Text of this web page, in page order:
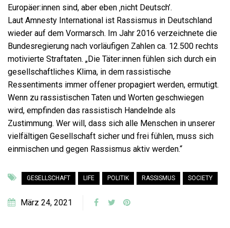
Europäer:innen sind, aber eben ‚nicht Deutsch’.
Laut Amnesty International ist Rassismus in Deutschland
wieder auf dem Vormarsch. Im Jahr 2016 verzeichnete die
Bundesregierung nach vorläufigen Zahlen ca. 12.500 rechts
motivierte Straftaten. „Die Täter:innen fühlen sich durch ein
gesellschaftliches Klima, in dem rassistische
Ressentiments immer offener propagiert werden, ermutigt.
Wenn zu rassistischen Taten und Worten geschwiegen
wird, empfinden das rassistisch Handelnde als
Zustimmung. Wer will, dass sich alle Menschen in unserer
vielfältigen Gesellschaft sicher und frei fühlen, muss sich
einmischen und gegen Rassismus aktiv werden.“
GESELLSCHAFT LIFE POLITIK RASSISMUS SOCIETY
März 24, 2021